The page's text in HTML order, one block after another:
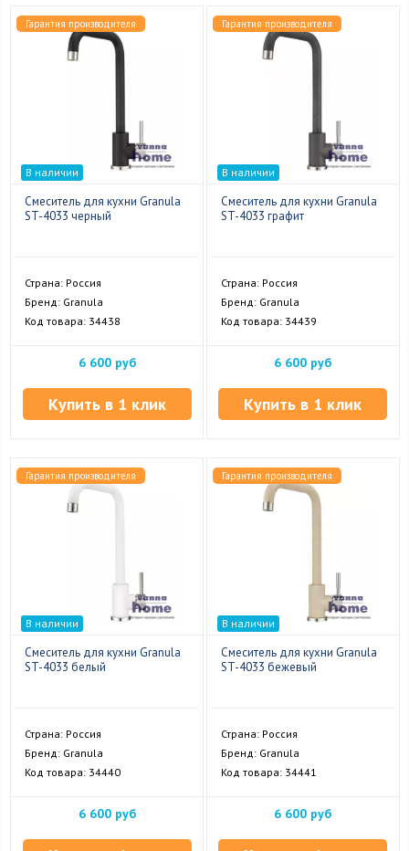
Гарантия производителя
В наличии
Смеситель для кухни Granula
ST-4033 черный
Страна: Россия
Бренд: Granula
Код товара: 34438
6 600 руб
Купить в 1 клик
Гарантия производителя
В наличии
Смеситель для кухни Granula
ST-4033 графит
Страна: Россия
Бренд: Granula
Код товара: 34439
6 600 руб
Купить в 1 клик
Гарантия производителя
В наличии
Смеситель для кухни Granula
ST-4033 белый
Страна: Россия
Бренд: Granula
Код товара: 34440
6 600 руб
Гарантия производителя
В наличии
Смеситель для кухни Granula
ST-4033 бежевый
Страна: Россия
Бренд: Granula
Код товара: 34441
6 600 руб